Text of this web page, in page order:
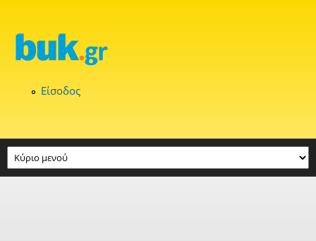
Είσοδος